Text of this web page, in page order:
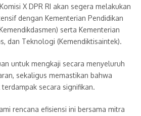
X DPR RI akan segera melakukan
dengan Kementerian Pendidikan
serta Kementerian
dan Teknologi (Kemendiktisaintek).
untuk mengkaji secara menyeluruh
sekaligus memastikan bahwa
secara signifikan.
rencana efisiensi ini bersama mitra